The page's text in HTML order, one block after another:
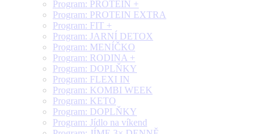
Program: PROTEIN +
Program: PROTEIN EXTRA
Program: FIT +
Program: JARNÍ DETOX
Program: MENÍČKO
Program: RODINA +
Program: DOPLŇKY
Program: FLEXI IN
Program: KOMBI WEEK
Program: KETO
Program: DOPLŇKY
Program: Jídlo na víkend